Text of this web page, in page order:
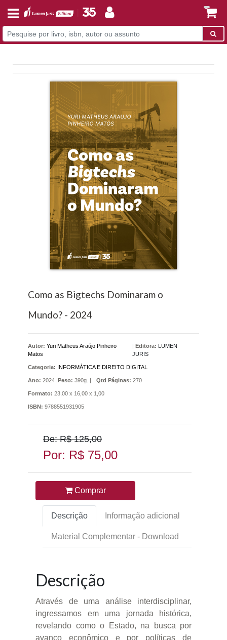
Como as Bigtechs Dominaram o
Mundo? - 2024
Autor: Yuri Matheus Araújo Pinheiro
Matos
|Editora: LUMEN
JURIS
Categoria: INFORMÁTICA E DIREITO DIGITAL
Ano: 2024 |Peso: 390g. | Qtd Páginas: 270
Formato: 23,00 x 16,00 x 1,00
ISBN: 9788551931905
De: R$ 125,00
Por: R$ 75,00
Comprar
Descrição Informação adicional
Material Complementar - Download
Descrição
Através de uma análise interdisciplinar,
ingressamos em uma jornada histórica,
revelando como o Estado, na busca por
avanço econômico e por políticas de